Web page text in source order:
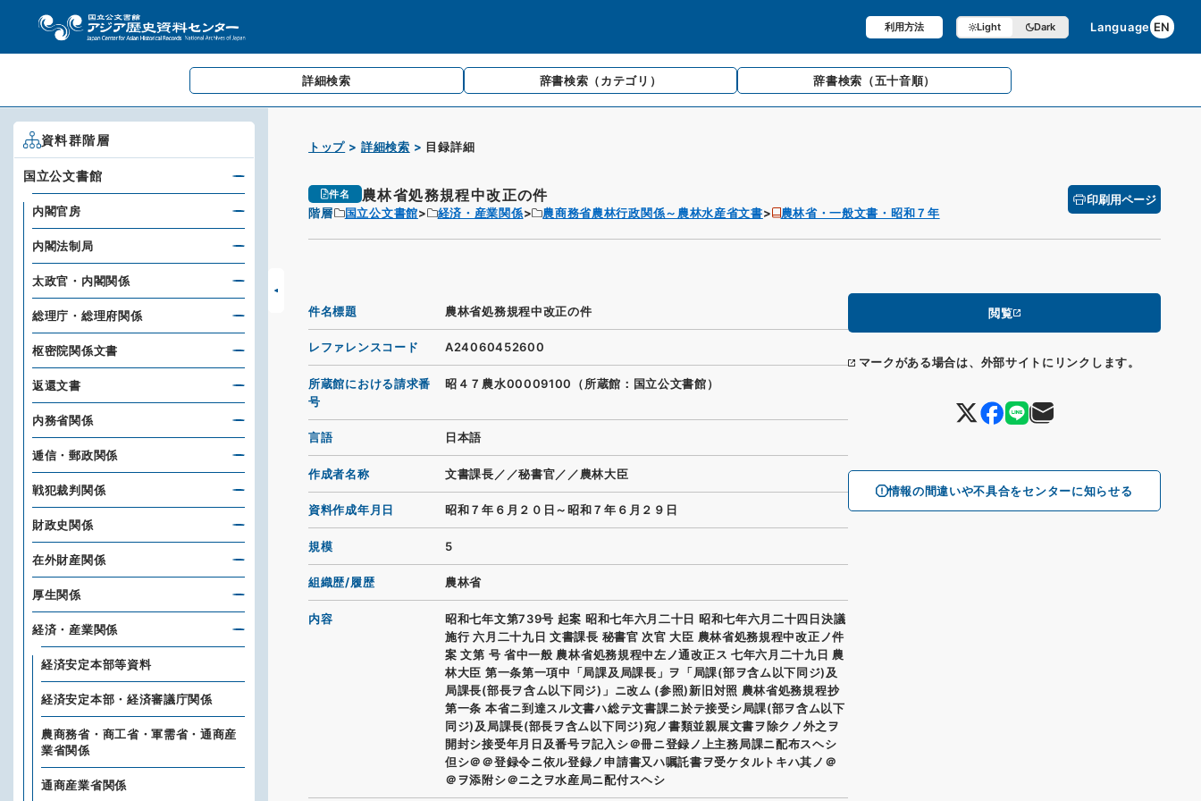
利用方法 Light Dark Language EN
詳細検索 辞書検索 （カテゴリ） 辞書検索 （五十音順）
トップ 詳細検索 目録詳細
件名 農林省処務規程中改正の件
階層 国立公文書館 経済・産業関係 農商務省農林行政関係～農林水産省文書 農林省・一般文書・昭和７年
印刷用ページ
閲覧
マークがある場合は、外部サイトにリンクします。
情報の間違いや不具合をセンターに知らせる
件名標題 農林省処務規程中改正の件
レファレンスコード A24060452600
所蔵館における請求番
号
昭４７農水00009100（所蔵館：国立公文書館）
言語 日本語
作成者名称 文書課長／／秘書官／／農林大臣
資料作成年月日 昭和７年６月２０日～昭和７年６月２９日
規模 5
組織歴/履歴 農林省
内容
昭和七年文第739号 起案 昭和七年六月二十日 昭和七年六月二十四日決議
施行 六月二十九日 文書課長 秘書官 次官 大臣 農林省処務規程中改正ノ件
案 文第 号 省中一般 農林省処務規程中左ノ通改正ス 七年六月二十九日 農
林大臣 第一条第一項中「局課及局課長」ヲ「局課(部ヲ含ム以下同ジ)及
局課長(部長ヲ含ム以下同ジ)」ニ改ム (参照)新旧対照 農林省処務規程抄
第一条 本省ニ到達スル文書ハ総テ文書課ニ於テ接受シ局課(部ヲ含ム以下
同ジ)及局課長(部長ヲ含ム以下同ジ)宛ノ書類並親展文書ヲ除クノ外之ヲ
開封シ接受年月日及番号ヲ記入シ＠冊ニ登録ノ上主務局課ニ配布スヘシ
但シ＠＠登録令ニ依ル登録ノ申請書又ハ嘱託書ヲ受ケタルトキハ其ノ＠
＠ヲ添附シ＠ニ之ヲ水産局ニ配付スヘシ
資料群階層
国立公文書館
内閣官房
内閣法制局
太政官・内閣関係
総理庁・総理府関係
枢密院関係文書
返還文書
内務省関係
逓信・郵政関係
戦犯裁判関係
財政史関係
在外財産関係
厚生関係
経済・産業関係
経済安定本部等資料
経済安定本部・経済審議庁関係
農商務省・商工省・軍需省・通商産
業省関係
通商産業省関係